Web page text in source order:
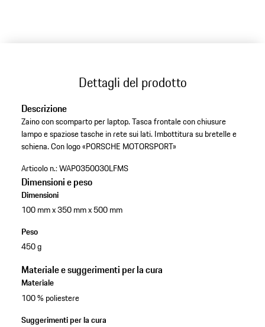
Dettagli del prodotto
Descrizione
Zaino con scomparto per laptop. Tasca frontale con chiusure
lampo e spaziose tasche in rete sui lati. Imbottitura su bretelle e
schiena. Con logo «PORSCHE MOTORSPORT»
Articolo n.:WAP0350030LFMS
Dimensioni e peso
Dimensioni
100 mm x 350 mm x 500 mm
Peso
450 g
Materiale e suggerimenti per la cura
Materiale
100 % poliestere
Suggerimenti per la cura